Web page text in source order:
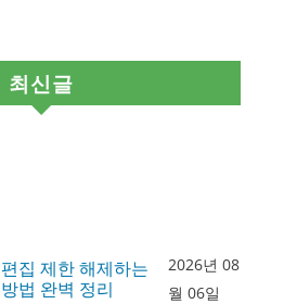
최신글
집 제한 해제하는
법 완벽 정리
2026년 08
월 06일